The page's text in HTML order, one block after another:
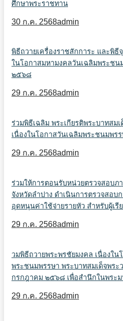
ศึกษาพระราชทาน
30 ก.ค. 2568admin
พิธีถวายเครื่องราชสักการะ และพิธี
ในโอกาสมหามงคลวันเฉลิมพระช
๒๕๖๘
29 ก.ค. 2568admin
ร่วมพิธีเฉลิม พระเกียรติพระบาทสมเ
เนื่องในโอกาสวันเฉลิมพระชนมพ
29 ก.ค. 2568admin
ร่วมให้การตอนรับหน่วยตรวจสอบภ
จังหวัดลำปาง ดำเนินการตรวจสอบ
อุดหนุนค่าใช้จ่ายรายหัว สำหรับผู้เรี
29 ก.ค. 2568admin
วมพิธีถวายพระพรชัยมงคล เนื่องใน
พระชนมพรรษา พระบาทสมเด็จพระ
กรกฎาคม ๒๕๖๘ เพื่อสำนึกในพระ
29 ก.ค. 2568admin